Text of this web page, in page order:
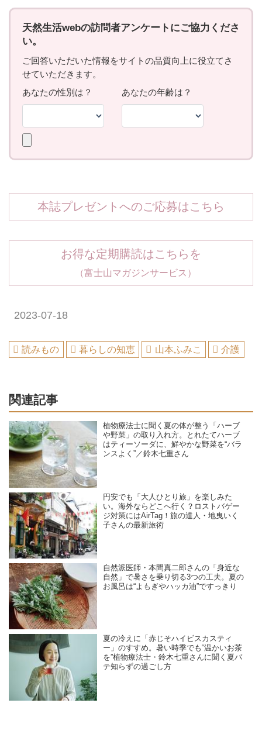
本誌プレゼントへのご応募はこちら
お得な定期購読はこちらを
（富士山マガジンサービス）
2023-07-18
読みもの 暮らしの知恵 山本ふみこ 介護
関連記事
植物療法士に聞く夏の体が整う「ハーブ
や野菜」の取り入れ方。とれたてハーブ
はティーソーダに、鮮やかな野菜を“バラ
ンスよく”／鈴木七重さん
円安でも「大人ひとり旅」を楽しみた
い。海外ならどこへ行く？ロストバゲー
ジ対策にはAirTag！旅の達人・地曳いく
子さんの最新旅術
自然派医師・本間真二郎さんの「身近な
自然」で暑さを乗り切る3つの工夫。夏の
お風呂は“よもぎやハッカ油”ですっきり
夏の冷えに「赤じそハイビスカスティ
ー」のすすめ。暑い時季でも“温かいお茶
を”植物療法士・鈴木七重さんに聞く夏バ
テ知らずの過ごし方